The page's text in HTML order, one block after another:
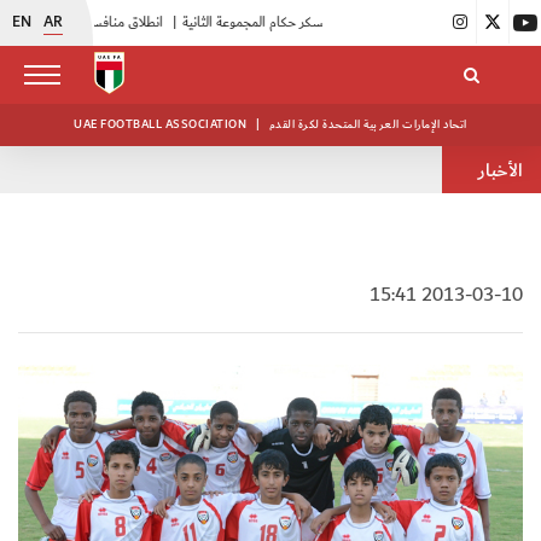
EN AR |
UAE FOOTBALL ASSOCIATION | اتحاد الإمارات العربية المتحدة لكرة القدم
الأخبار
2013-03-10 15:41